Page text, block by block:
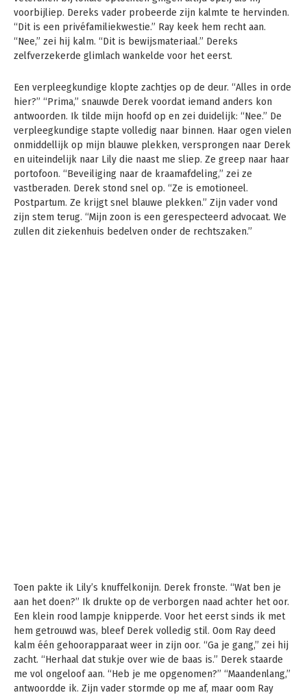
voorbijliep. Dereks vader probeerde zijn kalmte te hervinden.
“Dit is een privéfamiliekwestie.” Ray keek hem recht aan.
“Nee,” zei hij kalm. “Dit is bewijsmateriaal.” Dereks
zelfverzekerde glimlach wankelde voor het eerst.
Een verpleegkundige klopte zachtjes op de deur. “Alles in orde
hier?” “Prima,” snauwde Derek voordat iemand anders kon
antwoorden. Ik tilde mijn hoofd op en zei duidelijk: “Nee.” De
verpleegkundige stapte volledig naar binnen. Haar ogen vielen
onmiddellijk op mijn blauwe plekken, versprongen naar Derek
en uiteindelijk naar Lily die naast me sliep. Ze greep naar haar
portofoon. “Beveiliging naar de kraamafdeling,” zei ze
vastberaden. Derek stond snel op. “Ze is emotioneel.
Postpartum. Ze krijgt snel blauwe plekken.” Zijn vader vond
zijn stem terug. “Mijn zoon is een gerespecteerd advocaat. We
zullen dit ziekenhuis bedelven onder de rechtszaken.”
Toen pakte ik Lily’s knuffelkonijn. Derek fronste. “Wat ben je
aan het doen?” Ik drukte op de verborgen naad achter het oor.
Een klein rood lampje knipperde. Voor het eerst sinds ik met
hem getrouwd was, bleef Derek volledig stil. Oom Ray deed
kalm één gehoorapparaat weer in zijn oor. “Ga je gang,” zei hij
zacht. “Herhaal dat stukje over wie de baas is.” Derek staarde
me vol ongeloof aan. “Heb je me opgenomen?” “Maandenlang,”
antwoordde ik. Zijn vader stormde op me af, maar oom Ray